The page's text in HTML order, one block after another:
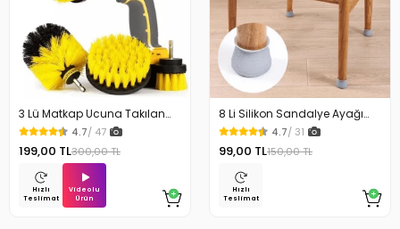
3 Lü Matkap Ucuna Takılan
Temizlik Fırça Seti
4.7/ 47
199,00 TL300,00 TL
Hızlı
Teslimat
Videolu
Ürün
8 Li Silikon Sandalye Ayağı
Koruyucu Çizdirmez
4.7/ 31
99,00 TL150,00 TL
Hızlı
Teslimat